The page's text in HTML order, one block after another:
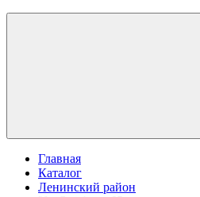
Главная
Каталог
Ленинский район